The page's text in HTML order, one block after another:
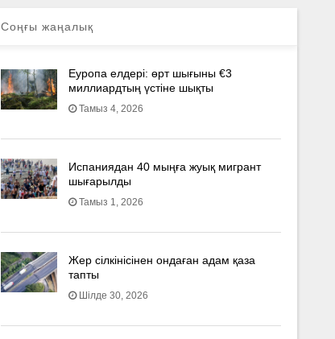
Соңғы жаңалық
Еуропа елдері: өрт шығыны €3
миллиардтың үстіне шықты
Тамыз 4, 2026
Испаниядан 40 мыңға жуық мигрант
шығарылды
Тамыз 1, 2026
Жер сілкінісінен ондаған адам қаза
тапты
Шілде 30, 2026